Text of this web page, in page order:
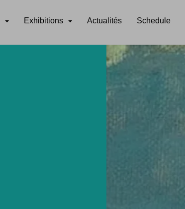
Exhibitions Actualités Schedule